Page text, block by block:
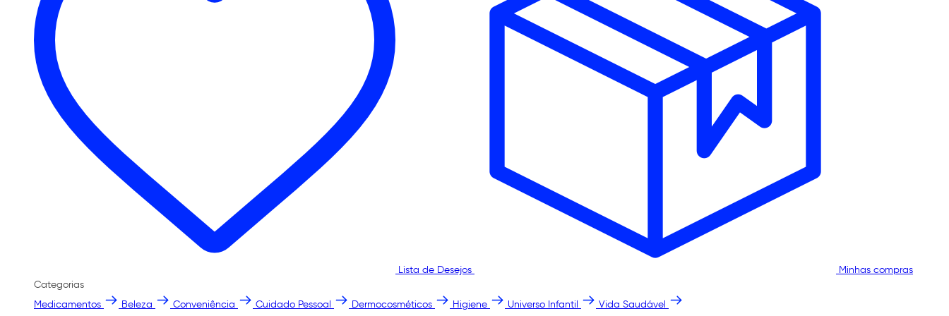
Lista de Desejos
Minhas compras
Categorias
Medicamentos
Beleza Conveniência Cuidado Pessoal Dermocosméticos Higiene Universo Infantil Vida Saudável